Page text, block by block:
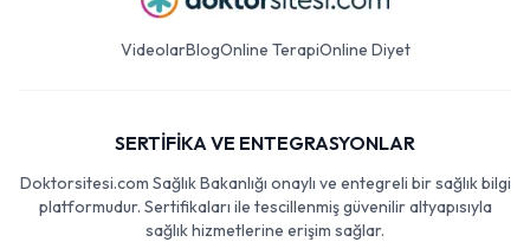
VideolarBlogOnline TerapiOnline Diyet
SERTİFİKA VE ENTEGRASYONLAR
Doktorsitesi.com Sağlık Bakanlığı onaylı ve entegreli bir sağlık bilgi
platformudur. Sertifikaları ile tescillenmiş güvenilir altyapısıyla
sağlık hizmetlerine erişim sağlar.